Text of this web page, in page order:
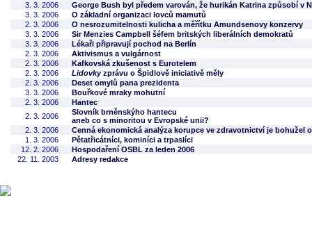
3. 3. 2006
George Bush byl předem varován, že hurikán Katrina způsobí v
3. 3. 2006
O základní organizaci lovců mamutů
2. 3. 2006
O nesrozumitelnosti kulicha a měřítku Amundsenovy konzervy
3. 3. 2006
Sir Menzies Campbell šéfem britských liberálních demokratů
3. 3. 2006
Lékaři připravují pochod na Berlín
2. 3. 2006
Aktivismus a vulgárnost
2. 3. 2006
Kafkovská zkušenost s Eurotelem
2. 3. 2006
Lidovkyzprávu o Špidlově iniciativě měly
2. 3. 2006
Deset omylů pana prezidenta
3. 3. 2006
Bouřkové mraky mohutní
2. 3. 2006
Hantec
2. 3. 2006
Slovník brněnskýho hantecu
aneb co s minoritou v Evropské unii?
2. 3. 2006
Cenná ekonomická analýza korupce ve zdravotnictví je bohužel
1. 3. 2006
Pětatřicátníci, kominíci a trpaslíci
12. 2. 2006
Hospodaření OSBL za leden 2006
22. 11. 2003
Adresy redakce